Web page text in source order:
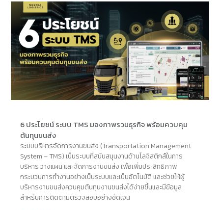
6 ประโยชน์ ระบบ TMS มองภาพรวมธุรกิจ พร้อมควบคุม
ต้นทุนขนส่ง
ระบบบริหารจัดการงานขนส่ง (Transportation Management
System – TMS) เป็นระบบที่สนับสนุนงานด้านโลจิสติกส์ในการ
บริหาร วางแผน และจัดการงานขนส่ง เพื่อเพิ่มประสิทธิภาพ
กระบวนการทำงานอย่างเป็นระบบและเป็นอัตโนมัติ และช่วยให้ผู้
บริหารงานขนส่งควบคุมต้นทุนงานขนส่งได้ง่ายขึ้นและมีข้อมูล
สำหรับการติดตามตรวจสอบอย่างชัดเจน